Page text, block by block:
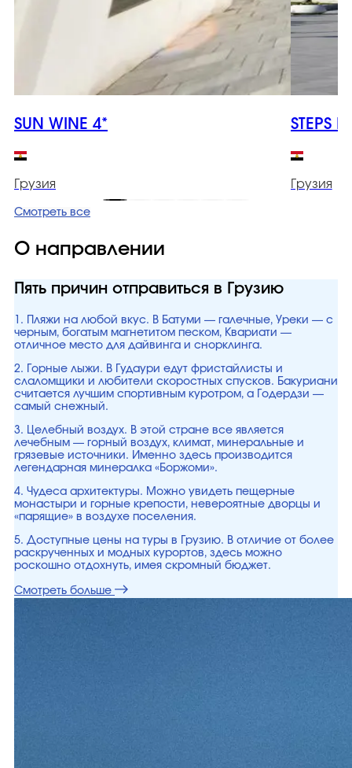
SUN WINE 4*
Грузия
STEPS
Грузия
Смотреть все
О направлении
Пять причин отправиться в Грузию
1. Пляжи на любой вкус. В Батуми — галечные, Уреки — с
черным, богатым магнетитом песком, Квариати —
отличное место для дайвинга и снорклинга.
2. Горные лыжи. В Гудаури едут фристайлисты и
слаломщики и любители скоростных спусков. Бакуриани
считается лучшим спортивным куротром, а Годердзи —
самый снежный.
3. Целебный воздух. В этой стране все является
лечебным — горный воздух, климат, минеральные и
грязевые источники. Именно здесь производится
легендарная минералка «Боржоми».
4. Чудеса архитектуры. Можно увидеть пещерные
монастыри и горные крепости, невероятные дворцы и
«парящие» в воздухе поселения.
5. Доступные цены на туры в Грузию. В отличие от более
раскрученных и модных курортов, здесь можно
роскошно отдохнуть, имея скромный бюджет.
Смотреть больше